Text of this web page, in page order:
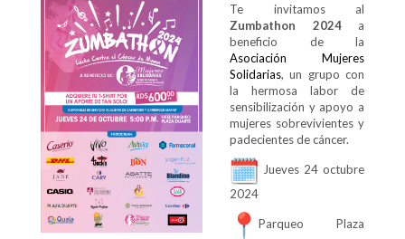
Te invitamos al
Zumbathon 2024a
beneficio de la
Asociación Mujeres
Solidarias, un grupo con
la hermosa labor de
sensibilización y apoyo a
mujeres sobrevivientes y
padecientes de cáncer.
Jueves 24 octubre
2024
Parqueo Plaza